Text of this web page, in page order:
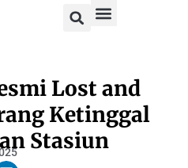
Lost and
Ketinggal
Stasiun